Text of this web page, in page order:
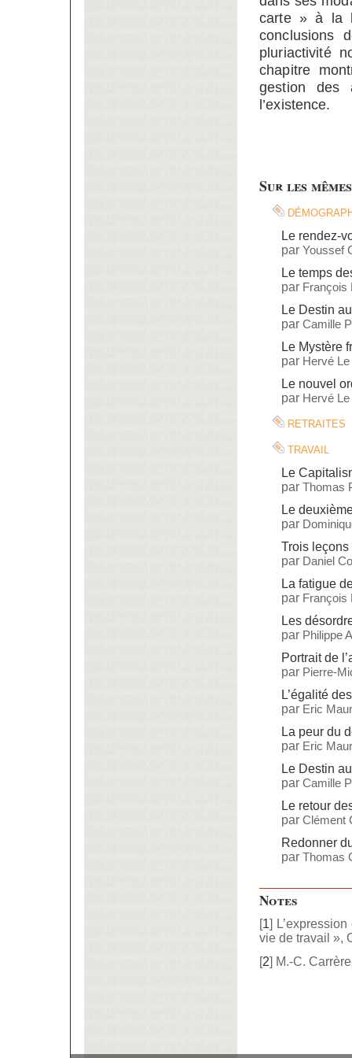
carte » à la
conclusions
pluriactivité
chapitre
gestion des
l’existence.
Sur les
Le rendez-
par Youssef
Le temps
par François
Le Destin
par Camille
Le Mystère
par Hervé
Le nouvel
par Hervé
retraites
travail
Le
par Thomas
Le
par
Trois
par Daniel
La fatigue
par François
Les
par Philippe
Portrait de
par Pierre-
L’égalité
par Eric
La peur du
par Eric
Le Destin
par Camille
Le retour
par Clément
Redonner
par Thomas
Notes
[1]
vie de travail »,
[2] M.-C.